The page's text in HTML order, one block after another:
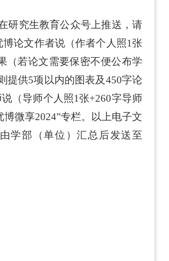
研究生教育公众号上推送，请
博论文作者说（作者个人照1张
（若论文需要保密不便公布学
提供5项以内的图表及 450字论
（导师个人照1张+260字导师
博微享2024”专栏。以上电子文
学部（单位）汇总后发送至